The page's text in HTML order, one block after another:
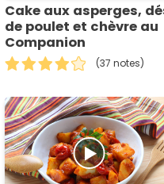
Cake aux asperges,
de poulet et chèvre au
Companion
(37 notes)